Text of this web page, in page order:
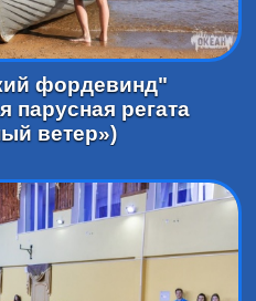
фордевинд"
парусная регата
ветер»)